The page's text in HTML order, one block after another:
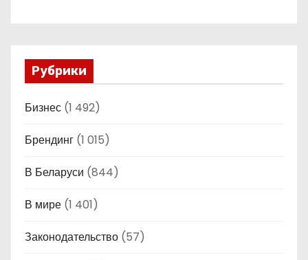
Рубрики
Бизнес (1 492)
Брендинг (1 015)
В Беларуси (844)
В мире (1 401)
Законодательство (57)